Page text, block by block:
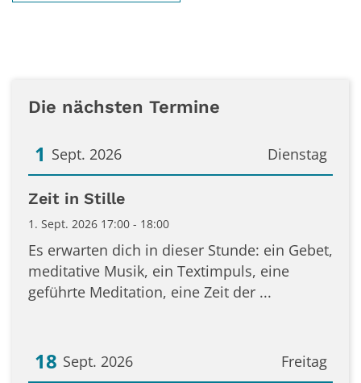
Die nächsten Termine
Dienstag
1 Sept. 2026
Datum: 1. September 2026
Zeit in Stille
1. Sept. 2026 17:00 - 18:00
Es erwarten dich in dieser Stunde: ein Gebet,
meditative Musik, ein Textimpuls, eine
geführte Meditation, eine Zeit der ...
Freitag
18 Sept. 2026